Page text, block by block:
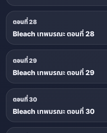
ตอนที่ 28
Bleach เทพมรณะ ตอนที่ 28
ตอนที่ 29
Bleach เทพมรณะ ตอนที่ 29
ตอนที่ 30
Bleach เทพมรณะ ตอนที่ 30